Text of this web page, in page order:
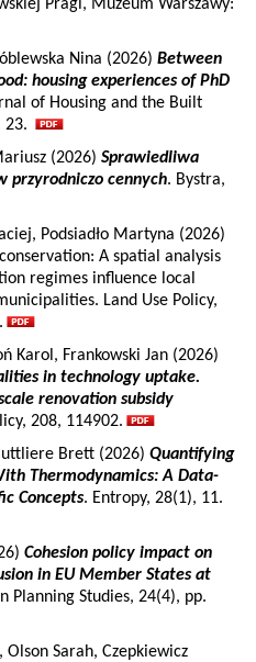
Pragi, Muzeum Warszawy:
Nina (2026) Between
housing experiences of PhD
of Housing and the Built
23.
(2026) Sprawiedliwa
przyrodniczo cennych. Bystra,
Podsiadło Martyna (2026)
A spatial analysis
regimes influence local
Land Use Policy,
Karol, Frankowski Jan (2026)
in technology uptake.
renovation subsidy
208, 114902.
Brett (2026) Quantifying
Thermodynamics: A Data-
Concepts. Entropy, 28(1), 11.
Cohesion policy impact on
in EU Member States at
Planning Studies, 24(4), pp.
Sarah, Czepkiewicz